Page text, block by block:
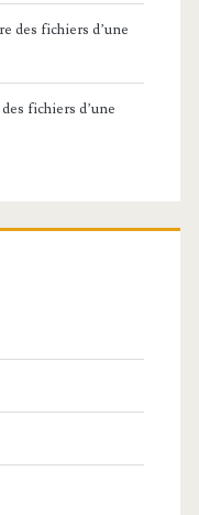
des fichiers d’une
fichiers d’une